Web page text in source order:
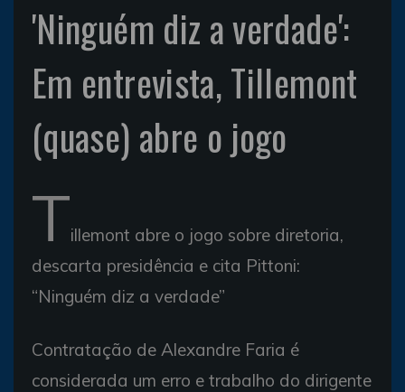
'Ninguém diz a verdade':
Em entrevista, Tillemont
(quase) abre o jogo
Tillemont abre o jogo sobre diretoria,
descarta presidência e cita Pittoni:
“Ninguém diz a verdade”
Contratação de Alexandre Faria é
considerada um erro e trabalho do dirigente